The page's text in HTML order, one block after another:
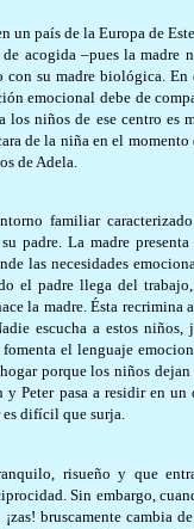
un país de la Europa de
acogida –pues la madre
con su madre biológica.
emocional debe de
los niños de ese centro
de la niña en el
de Adela.
familiar
padre. La madre
las necesidades
el padre llega del
la madre. Ésta
escucha a estos niños,
el lenguaje
porque los niños
Peter pasa a residir en un
es difícil que surja.
risueño y que
Sin embargo,
bruscamente cambia